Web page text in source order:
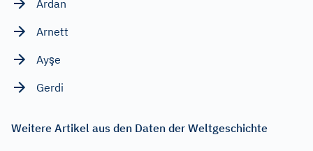
Ardan
Arnett
Ayşe
Gerdi
Weitere Artikel aus den Daten der Weltgeschichte